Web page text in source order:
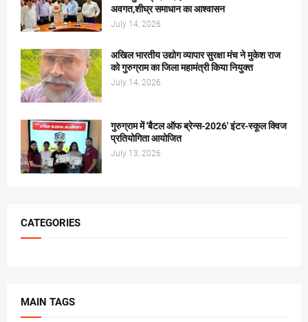
अवगत,शीघ्र समाधान का आश्वासन
July 14, 2026
अखिल भारतीय उद्योग व्यापार सुरक्षा मंच ने मुकेश राज
को गुरुग्राम का जिला महामंत्री किया नियुक्त
July 14, 2026
गुरुग्राम में 'बैटल ऑफ ब्रेन्स-2026' इंटर-स्कूल क्विज
प्रतियोगिता आयोजित
July 13, 2026
CATEGORIES
MAIN TAGS